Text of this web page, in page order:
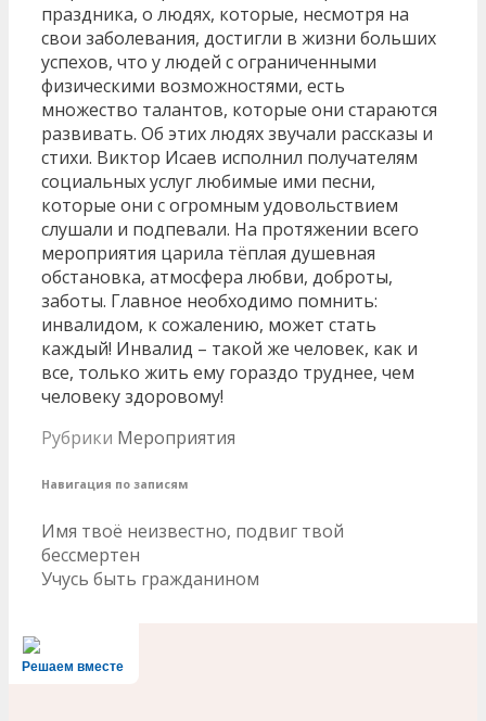
праздника, о людях, которые, несмотря на
свои заболевания, достигли в жизни больших
успехов, что у людей с ограниченными
физическими возможностями, есть
множество талантов, которые они стараются
развивать. Об этих людях звучали рассказы и
стихи. Виктор Исаев исполнил получателям
социальных услуг любимые ими песни,
которые они с огромным удовольствием
слушали и подпевали. На протяжении всего
мероприятия царила тёплая душевная
обстановка, атмосфера любви, доброты,
заботы. Главное необходимо помнить:
инвалидом, к сожалению, может стать
каждый! Инвалид – такой же человек, как и
все, только жить ему гораздо труднее, чем
человеку здоровому!
Рубрики Мероприятия
Навигация по записям
Имя твоё неизвестно, подвиг твой
бессмертен
Учусь быть гражданином
Решаем вместе